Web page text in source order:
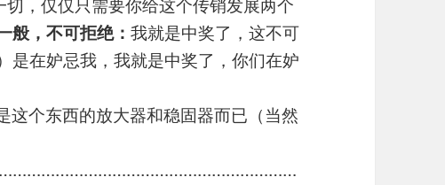
，仅仅只需要你给这个传销发展两个
般，不可拒绝：我就是中奖了，这不可
是在妒忌我，我就是中奖了，你们在妒
这个东西的放大器和稳固器而已（当然